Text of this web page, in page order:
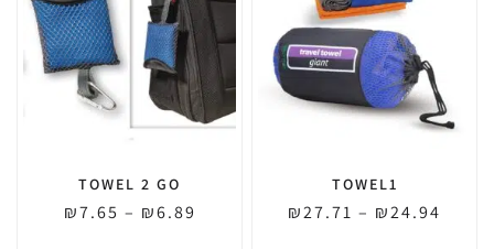
TOWEL1
₪24.94
–
₪27.71
TOWEL 2 GO
₪6.89
–
₪7.65